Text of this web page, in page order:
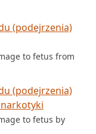
(podejrzenia)
to fetus from
(podejrzenia)
to fetus by